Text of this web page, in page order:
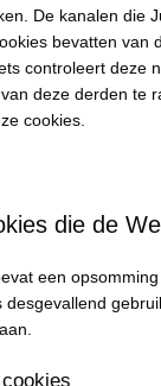
De kanalen die
bevatten van
controleert deze
deze derden te
cookies.
die de
een
desgevallend